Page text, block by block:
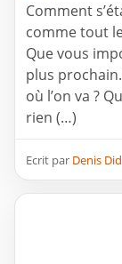
Comment
comme tout
Que vous
plus
où l’on va ?
rien (…)
Ecrit par Denis